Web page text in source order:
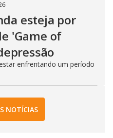
esteja por
'Game of
enfrentando um período
NOTÍCIAS